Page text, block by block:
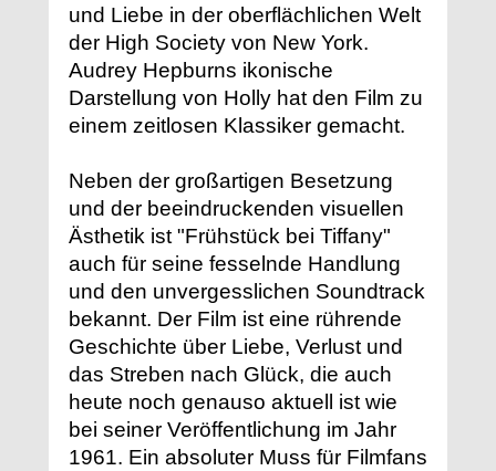
und Liebe in der oberflächlichen Welt
der High Society von New York.
Audrey Hepburns ikonische
Darstellung von Holly hat den Film zu
einem zeitlosen Klassiker gemacht.
Neben der großartigen Besetzung
und der beeindruckenden visuellen
Ästhetik ist "Frühstück bei Tiffany"
auch für seine fesselnde Handlung
und den unvergesslichen Soundtrack
bekannt. Der Film ist eine rührende
Geschichte über Liebe, Verlust und
das Streben nach Glück, die auch
heute noch genauso aktuell ist wie
bei seiner Veröffentlichung im Jahr
1961. Ein absoluter Muss für Filmfans